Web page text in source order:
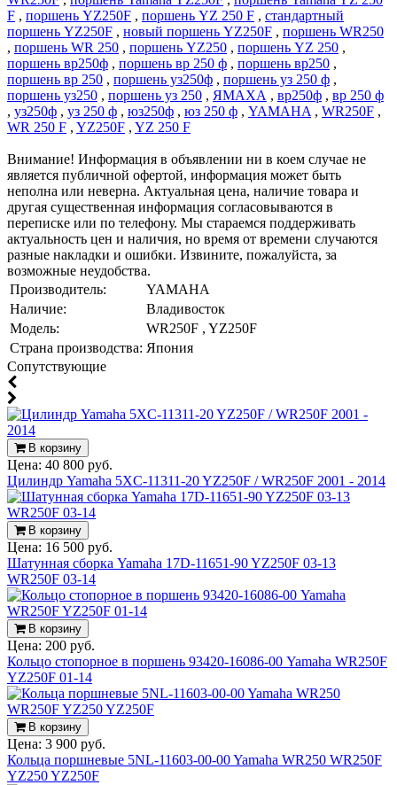
F , поршень YZ250F , поршень YZ 250 F , стандартный
поршень YZ250F , новый поршень YZ250F , поршень WR250
, поршень WR 250 , поршень YZ250 , поршень YZ 250 ,
поршень вр250ф , поршень вр 250 ф , поршень вр250 ,
поршень вр 250 , поршень уз250ф , поршень уз 250 ф ,
поршень уз250 , поршень уз 250 , ЯМАХА , вр250ф , вр 250 ф
, уз250ф , уз 250 ф , юз250ф , юз 250 ф , YAMAHA , WR250F ,
WR 250 F , YZ250F , YZ 250 F
Внимание! Информация в объявлении ни в коем случае не
является публичной офертой, информация может быть
неполна или неверна. Актуальная цена, наличие товара и
другая существенная информация согласовываются в
переписке или по телефону. Мы стараемся поддерживать
актуальность цен и наличия, но время от времени случаются
разные накладки и ошибки. Извините, пожалуйста, за
возможные неудобства.
Производитель:
YAMAHA
Наличие:
Владивосток
Модель:
WR250F , YZ250F
Страна производства: Япония
Cопутствующие
В корзину
Цена: 40 800 руб.
Цилиндр Yamaha 5XC-11311-20 YZ250F / WR250F 2001 - 2014
В корзину
Цена: 16 500 руб.
Шатунная сборка Yamaha 17D-11651-90 YZ250F 03-13
WR250F 03-14
В корзину
Цена: 200 руб.
Кольцо стопорное в поршень 93420-16086-00 Yamaha WR250F
YZ250F 01-14
В корзину
Цена: 3 900 руб.
Кольца поршневые 5NL-11603-00-00 Yamaha WR250 WR250F
YZ250 YZ250F